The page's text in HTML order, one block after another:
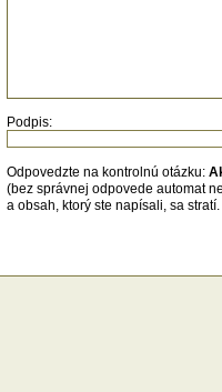
to viesť k väčšej spokojnosti
celého regiónu.
Vidno, že Liptov RegionCard si
našla miesto peňaženkách
Podpis:
Odpovedzte na kontrolnú otázku:
(bez správnej odpovede automat
a obsah, ktorý ste napísali, sa